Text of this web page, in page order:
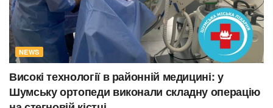
NEWS
Високі технології в районній медицині: у
Шумську ортопеди виконали складну операцію